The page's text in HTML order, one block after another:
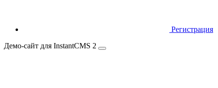
Регистрация
Демо-сайт для InstantCMS 2